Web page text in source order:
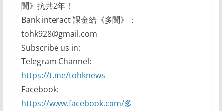
聞》抗共2年！
Bank interact 課金給《多聞》：
tohk928@gmail.com
Subscribe us in:
Telegram Channel:
https://t.me/tohknews
Facebook:
https://www.facebook.com/多